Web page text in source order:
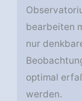
bearbeiten
nur
optimal
werden.